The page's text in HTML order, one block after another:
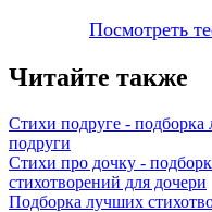
Посмотреть
Читайте также
Стихи подруге -
подруги
Стихи про дочку -
стихотворений для дочери
Подборка лучших